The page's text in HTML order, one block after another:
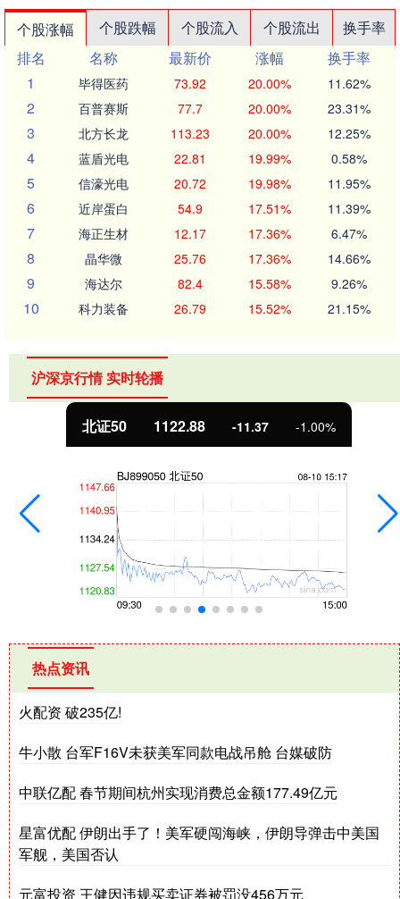
个股涨幅 个股跌幅 个股流入 个股流出
换手率
排名
名称 最新价 涨幅
换手率
1
毕得医药 73.92 20.00% 11.62%
2 百普赛斯 77.7 20.00% 23.31%
3 北方长龙 113.23 20.00% 12.25%
4 蓝盾光电 22.81 19.99% 0.58%
5 信濠光电 20.72 19.98% 11.95%
6 近岸蛋白 54.9 17.51% 11.39%
7 海正生材 12.17 17.36% 6.47%
8 晶华微 25.76 17.36% 14.66%
9 海达尔 82.4 15.58% 9.26%
10 科力装备 26.79 15.52% 21.15%
沪深京行情 实时轮播
北证50 1122.88 -11.37 -1.00%
热点资讯
火配资 破235亿!
牛小散 台军F16V未获美军同款电战吊舱 台媒破防
中联亿配 春节期间杭州实现消费总金额177.49亿元
星富优配 伊朗出手了！美军硬闯海峡，伊朗导弹击中美国
军舰，美国否认
元富投资 王健因违规买卖证券被罚没456万元